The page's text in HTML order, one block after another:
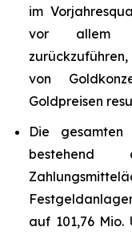
im
vor allem
von
Goldpreisen
Die gesamten
bestehend
auf 101,76 Mio.